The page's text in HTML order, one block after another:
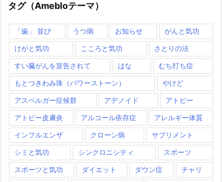
タグ（Amebloテーマ）
「歯」 並び うつ病 お知らせ がんと気功
けがと気功 こころと気功 さとりの法
すい臓がんを宣告されて はな むち打ち症
もとつきわみ珠（パワーストーン） やけど
アスペルガー症候群 アデノイド アトピー
アトピー皮膚炎 アルコール依存症 アレルギー体質
インフルエンザ クローン病 サプリメント
シミと気功 シンクロニシティ スポーツ
スポーツと気功 ダイエット ダウン症 チャリ